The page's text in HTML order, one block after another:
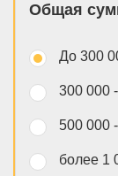
Общая
До 300
300 000
500 000
более 1